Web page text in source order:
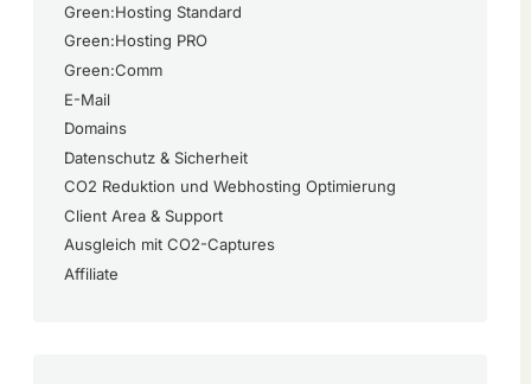
Green:Hosting Standard
Green:Hosting PRO
Green:Comm
E-Mail
Domains
Datenschutz & Sicherheit
CO2 Reduktion und Webhosting Optimierung
Client Area & Support
Ausgleich mit CO2-Captures
Affiliate